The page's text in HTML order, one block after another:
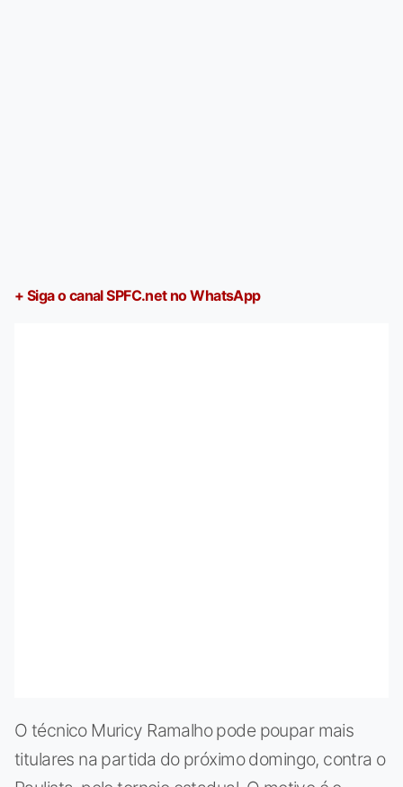
+ Siga o canal SPFC.net no WhatsApp
O técnico Muricy Ramalho pode poupar mais
titulares na partida do próximo domingo, contra o